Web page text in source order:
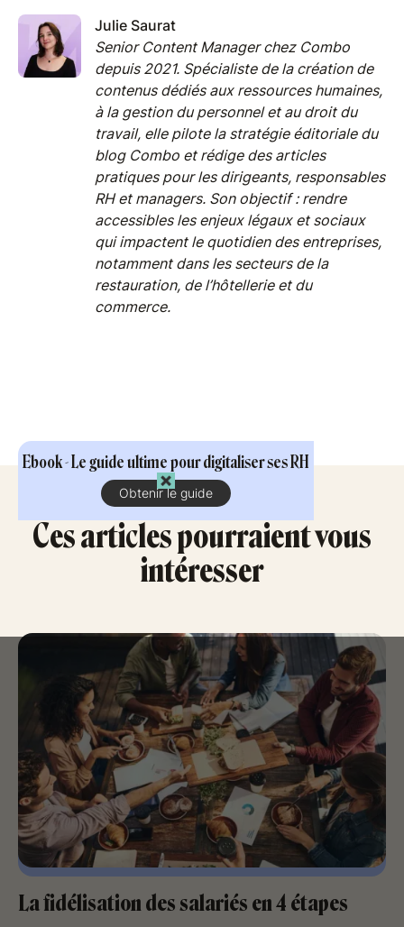
Ebook - Le guide ultime pour digitaliser ses RH
Obtenir le guide
Julie Saurat
Senior Content Manager chez Combo
depuis 2021. Spécialiste de la création de
contenus dédiés aux ressources humaines,
à la gestion du personnel et au droit du
travail, elle pilote la stratégie éditoriale du
blog Combo et rédige des articles
pratiques pour les dirigeants, responsables
RH et managers. Son objectif : rendre
accessibles les enjeux légaux et sociaux
qui impactent le quotidien des entreprises,
notamment dans les secteurs de la
restauration, de l’hôtellerie et du
commerce.
Ces articles pourraient vous
intéresser
La fidélisation des salariés en 4 étapes